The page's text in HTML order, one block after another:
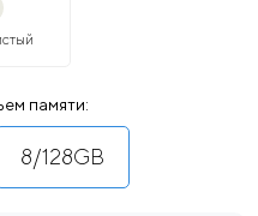
памяти:
8/128GB